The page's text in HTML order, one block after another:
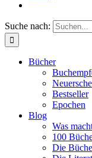
Suche nach:
Bücher
Bestseller
Epochen
Blog
Was
100
Die